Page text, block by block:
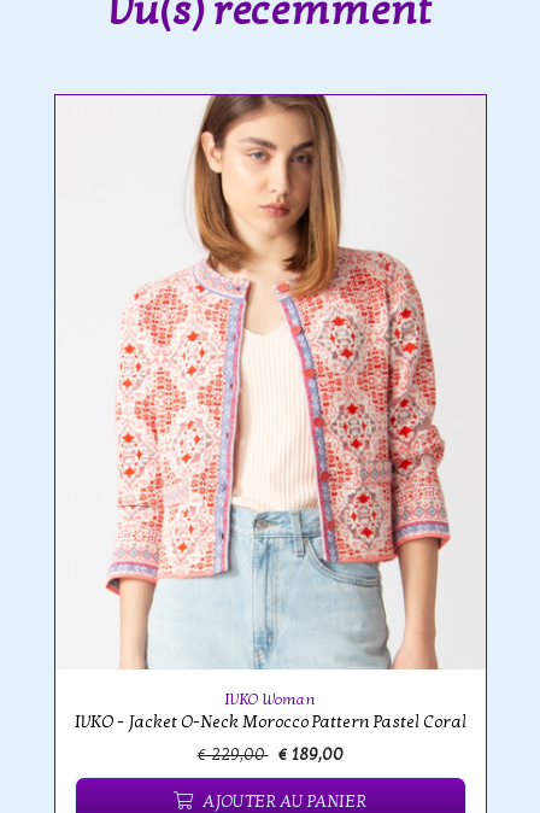
Vu(s) récemment
IVKO Woman
IVKO - Jacket O-Neck Morocco Pattern Pastel Coral
€ 229,00 € 189,00
AJOUTER AU PANIER